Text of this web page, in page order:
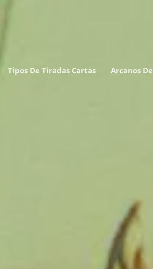
Tipos De Tiradas Cartas Arcanos